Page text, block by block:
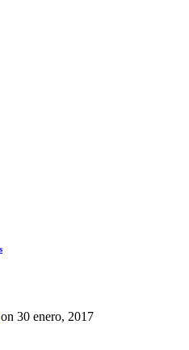
on 30 enero, 2017